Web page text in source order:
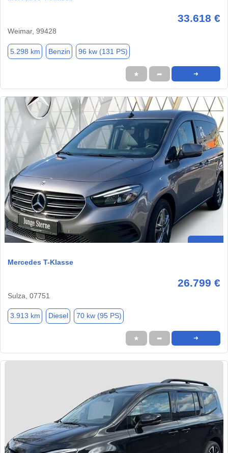
33.618 €
Weimar, 99428
5.298 km Benzin 96 kw (131 PS)
★ ➦ ➜
Mercedes T-Klasse
26.799 €
Sulza, 07751
3.913 km Diesel 70 kw (95 PS)
★ ➦ ➜